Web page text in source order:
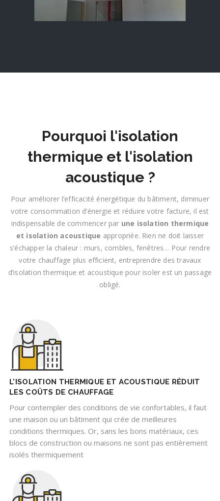
Pourquoi l'isolation
thermique et l'isolation
acoustique ?
Pour améliorer l’efficacité énergétique du bâtiment, diminuer
votre consommation d’énergie et réduire votre facture, il est
indispensable de commencer par une isolation thermique
et isolation acoustique appropriée. Rien ne doit laisser
s’échapper la chaleur : murs, combles, fenêtres… Pour rendre
votre chauffage plus efficient, entreprendre des travaux
d’isolation thermique et acoustique pour isoler est un passage
obligé.
L'ISOLATION THERMIQUE ET ACOUSTIQUE RÉDUIT
LES COÛTS DE CHAUFFAGE
Pour contempler des conditions de vie confortables, il faut
une maison ou un bâtiment qui crée de meilleures
conditions thermiques. Or, sans les bons matériaux, ces
blocs de construction ou maisons ne sont pas entièrement
isolés thermiquement